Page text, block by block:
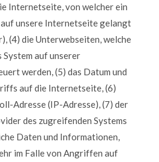
Internetseite, von welcher ein
unsere Internetseite gelangt
(4) die Unterwebseiten, welche
auf unserer
werden, (5) das Datum und
auf die Internetseite, (6)
Adresse (IP-Adresse), (7) der
des zugreifenden Systems
Daten und Informationen,
im Falle von Angriffen auf